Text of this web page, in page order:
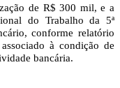
de R$ 300 mil, e a
do Trabalho da 5ª
conforme relatório
à condição de
bancária.